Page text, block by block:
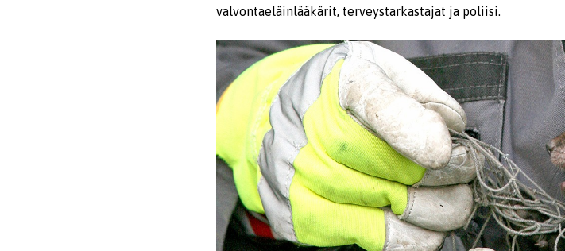
valvontaeläinlääkärit, terveystarkastajat ja poliisi.